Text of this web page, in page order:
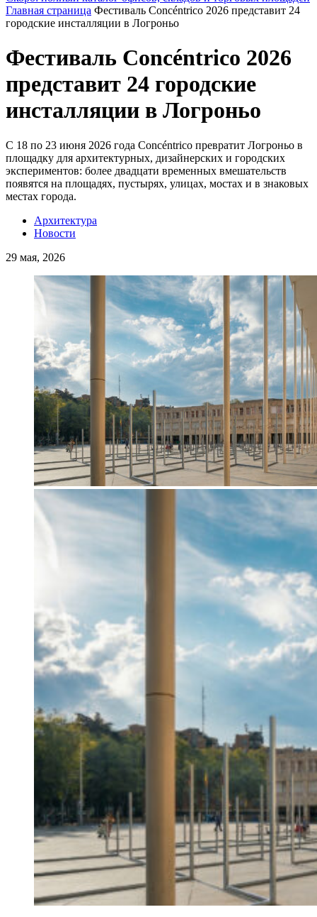
Главная страница Фестиваль Concéntrico 2026 представит 24
городские инсталляции в Логроньо
Фестиваль Concéntrico 2026
представит 24 городские
инсталляции в Логроньо
С 18 по 23 июня 2026 года Concéntrico превратит Логроньо в
площадку для архитектурных, дизайнерских и городских
экспериментов: более двадцати временных вмешательств
появятся на площадях, пустырях, улицах, мостах и в знаковых
местах города.
Архитектура
Новости
29 мая, 2026